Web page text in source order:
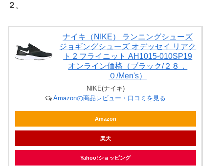
２ 。
ナイキ（NIKE） ランニングシューズ
ジョギングシューズ オデッセイ リアク
ト 2 フライニット AH1015-010SP19
オンライン価格（ブラック/２８．
０/Men's）
NIKE(ナイキ)
Amazonの商品レビュー・口コミを見る
Amazon
楽天
Yahoo!ショッピング